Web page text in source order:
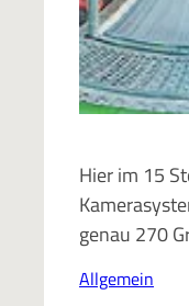
Hier im 15
genau 270
Allgemein